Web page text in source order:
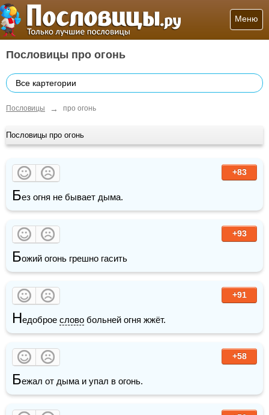
Меню
Пословицы про огонь
Все картегории
Пословицы → про огонь
Пословицы про огонь
+83
Без огня не бывает дыма.
+93
Божий огонь грешно гасить
+91
Недоброе слово больней огня жжёт.
+58
Бежал от дыма и упал в огонь.